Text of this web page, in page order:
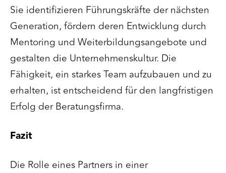
Sie identifizieren Führungskräfte der nächsten
Generation, fördern deren Entwicklung durch
Mentoring und Weiterbildungsangebote und
gestalten die Unternehmenskultur. Die
Fähigkeit, ein starkes Team aufzubauen und zu
erhalten, ist entscheidend für den langfristigen
Erfolg der Beratungsfirma.
Fazit
Die Rolle eines Partners in einer